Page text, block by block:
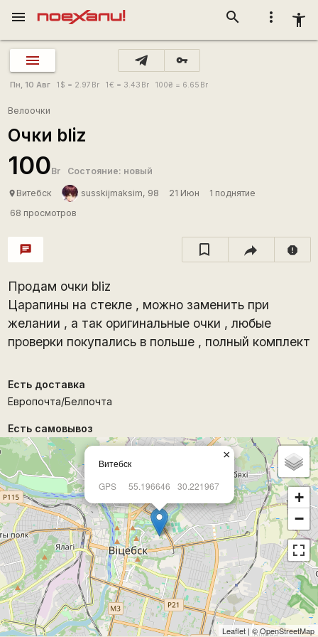
more_vert accessibility_new
search
menu
vpn_key
Пн, 10 Авг 1 $ = 2.97 Br 1€ = 3.43 Br 100₴ = 6.65 Br
Велоочки
Очки bliz
100Br Состояние: новый
place Витебск susskijmaksim, 98 21 Июн
1 поднятие
68 просмотров
chat report
Продам очки bliz
Царапины на стекле , можно заменить при
желании , а так оригинальные очки , любые
проверки покупались в польше , полный комплект
Есть доставка
Европочта/Белпочта
Есть самовывоз
Витебск
GPS
55.196646 30.221967
×
+
−
Leaflet | ©OpenStreetMap